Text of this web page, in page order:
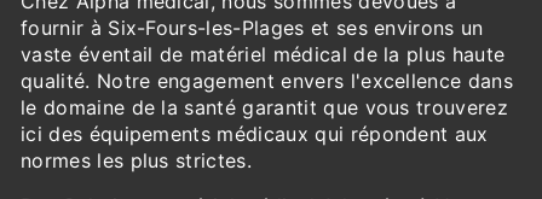
fournir à Six-Fours-les-Plages et ses environs un
vaste éventail de matériel médical de la plus haute
qualité. Notre engagement envers l'excellence dans
le domaine de la santé garantit que vous trouverez
ici des équipements médicaux qui répondent aux
normes les plus strictes.